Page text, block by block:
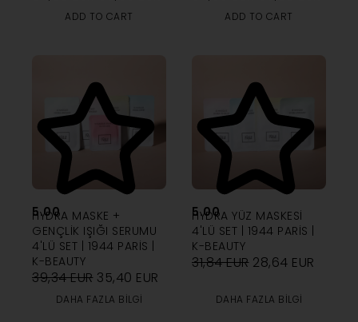
ADD TO CART ADD TO CART
5.00
HYDRA MASKE +
GENÇLIK IŞIĞI SERUMU
4'LÜ SET | 1944 PARIS |
K-BEAUTY
39,34EUR 35,40 EUR
DAHA FAZLA BILGI
5.00
HYDRA YÜZ MASKESI
4'LÜ SET | 1944 PARIS |
K-BEAUTY
31,84EUR 28,64 EUR
DAHA FAZLA BILGI